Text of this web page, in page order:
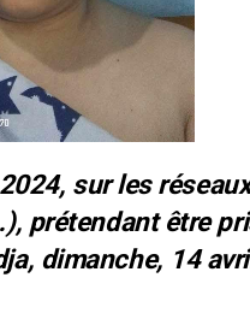
sur les
prétendant être
dimanche, 14